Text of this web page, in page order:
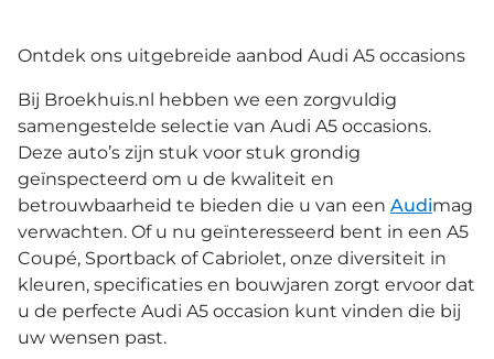
Ontdek ons uitgebreide aanbod Audi A5 occasions
Bij Broekhuis.nl hebben we een zorgvuldig
samengestelde selectie van Audi A5 occasions.
Deze auto’s zijn stuk voor stuk grondig
geïnspecteerd om u de kwaliteit en
betrouwbaarheid te bieden die u van een Audimag
verwachten. Of u nu geïnteresseerd bent in een A5
Coupé, Sportback of Cabriolet, onze diversiteit in
kleuren, specificaties en bouwjaren zorgt ervoor dat
u de perfecte Audi A5 occasion kunt vinden die bij
uw wensen past.